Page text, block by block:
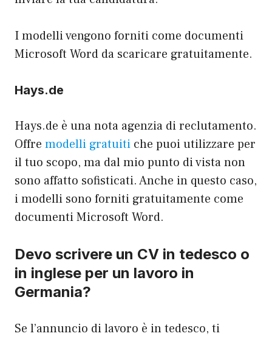
I modelli vengono forniti come documenti
Microsoft Word da scaricare gratuitamente.
Hays.de
Hays.de è una nota agenzia di reclutamento.
Offre modelli gratuiti che puoi utilizzare per
il tuo scopo, ma dal mio punto di vista non
sono affatto sofisticati. Anche in questo caso,
i modelli sono forniti gratuitamente come
documenti Microsoft Word.
Devo scrivere un CV in tedesco o
in inglese per un lavoro in
Germania?
Se l’annuncio di lavoro è in tedesco, ti